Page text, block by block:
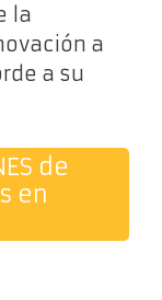
la
a
a su
de
en